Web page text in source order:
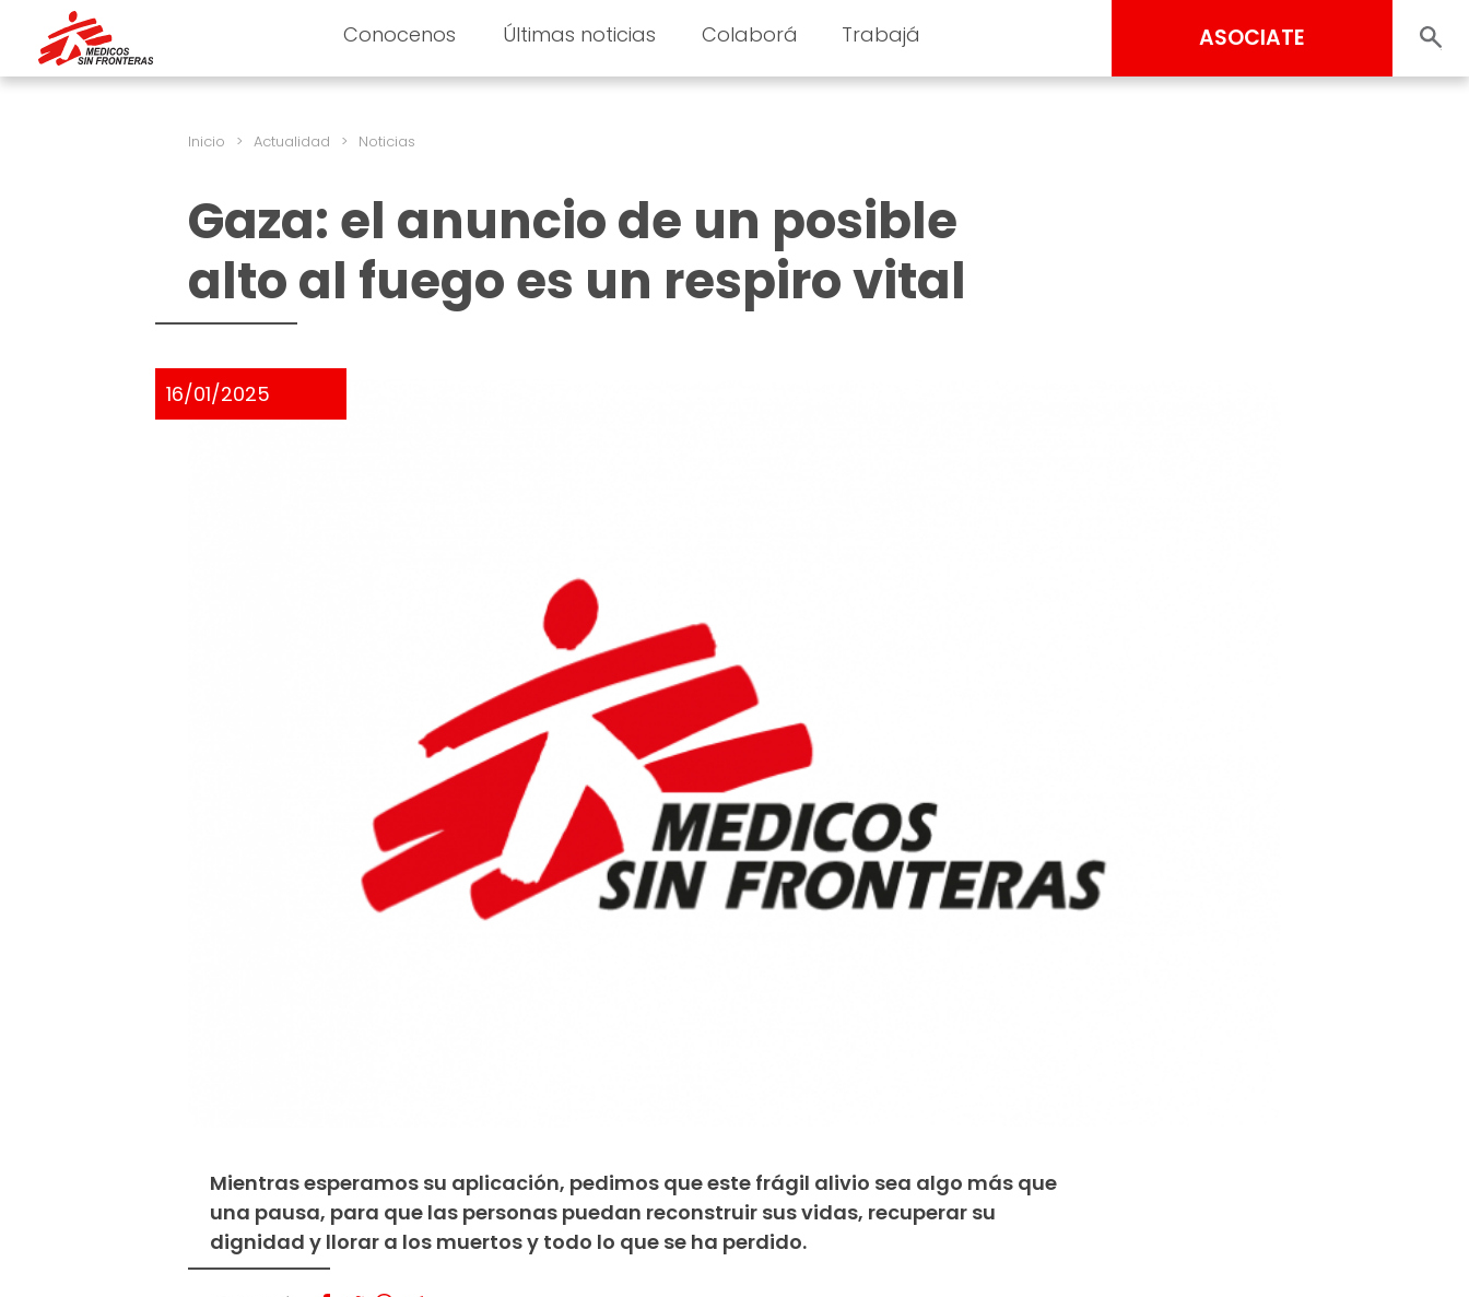
Conocenos Últimas noticias Colaborá Trabajá ASOCIATE
Inicio > Actualidad > Noticias
Gaza: el anuncio de un posible
alto al fuego es un respiro vital
16/01/2025
Mientras esperamos su aplicación, pedimos que este frágil alivio sea algo más que
una pausa, para que las personas puedan reconstruir sus vidas, recuperar su
dignidad y llorar a los muertos y todo lo que se ha perdido.